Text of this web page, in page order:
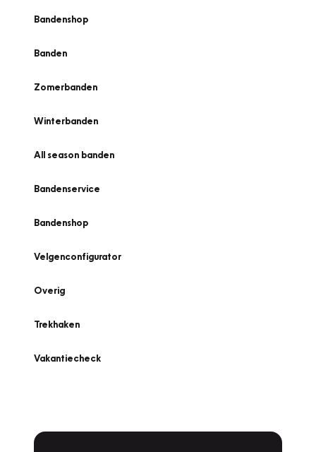
Bandenshop
Banden
Zomerbanden
Winterbanden
All season banden
Bandenservice
Bandenshop
Velgenconfigurator
Overig
Trekhaken
Vakantiecheck